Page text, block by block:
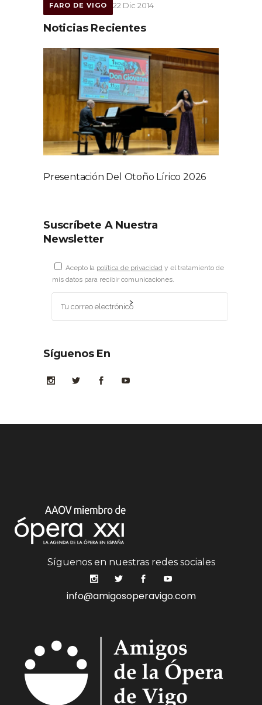
FARO DE VIGO 22 Dic 2014
Noticias Recientes
Presentación Del Otoño Lírico 2026
Suscríbete A Nuestra
Newsletter
Acepto la política de privacidad y el tratamiento de
mis datos para recibir comunicaciones.
Síguenos En
Síguenos en nuestras redes sociales
info@amigosoperavigo.com